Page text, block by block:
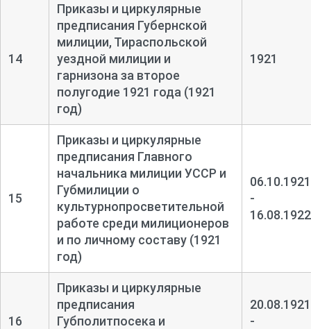
14
Приказы и циркулярные
предписания Губернской
милиции, Тираспольской
уездной милиции и
гарнизона за второе
полугодие 1921 года (1921
год)
1921
15
Приказы и циркулярные
предписания Главного
начальника милиции УССР и
Губмилиции о
культурнопросветительной
работе среди милиционеров
и по личному составу (1921
год)
06.10.1921
-
16.08.1922
16
Приказы и циркулярные
предписания
Губполитпосека и
20.08.1921
-